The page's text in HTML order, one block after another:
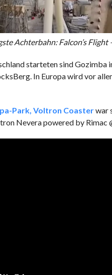
Achterbahn: Falcon’s
starteten sind Gozimba
In Europa wird vor
Park, Voltron Coasterwar
Nevera powered by Rimac